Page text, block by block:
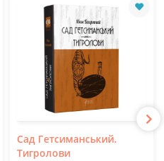
Сад Гетсиманський.
Тигролови